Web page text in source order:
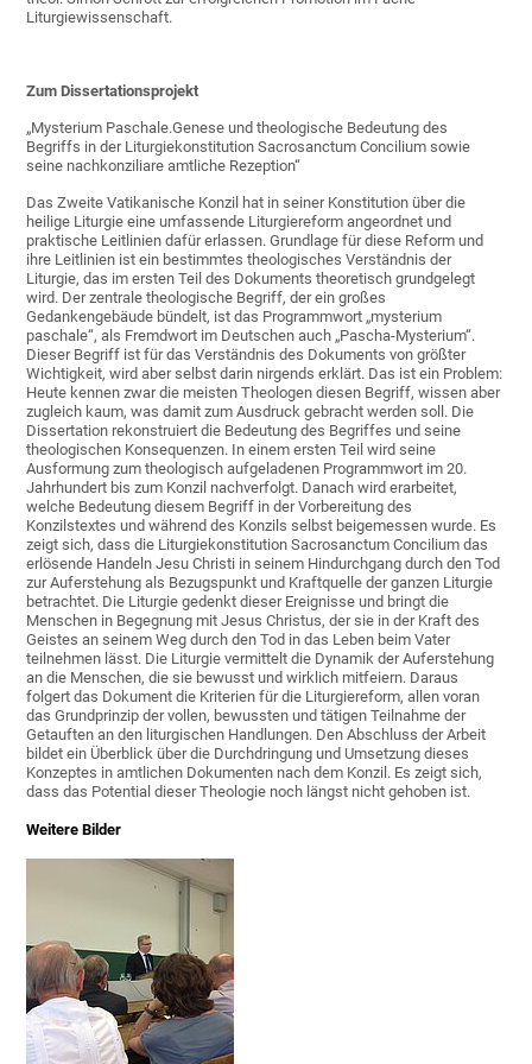
Liturgiewissenschaft.
Zum Dissertationsprojekt
„Mysterium Paschale.Genese und theologische Bedeutung des
Begriffs in der Liturgiekonstitution Sacrosanctum Concilium sowie
seine nachkonziliare amtliche Rezeption“
Das Zweite Vatikanische Konzil hat in seiner Konstitution über die
heilige Liturgie eine umfassende Liturgiereform angeordnet und
praktische Leitlinien dafür erlassen. Grundlage für diese Reform und
ihre Leitlinien ist ein bestimmtes theologisches Verständnis der
Liturgie, das im ersten Teil des Dokuments theoretisch grundgelegt
wird. Der zentrale theologische Begriff, der ein großes
Gedankengebäude bündelt, ist das Programmwort „mysterium
paschale“, als Fremdwort im Deutschen auch „Pascha-Mysterium“.
Dieser Begriff ist für das Verständnis des Dokuments von größter
Wichtigkeit, wird aber selbst darin nirgends erklärt. Das ist ein Problem:
Heute kennen zwar die meisten Theologen diesen Begriff, wissen aber
zugleich kaum, was damit zum Ausdruck gebracht werden soll. Die
Dissertation rekonstruiert die Bedeutung des Begriffes und seine
theologischen Konsequenzen. In einem ersten Teil wird seine
Ausformung zum theologisch aufgeladenen Programmwort im 20.
Jahrhundert bis zum Konzil nachverfolgt. Danach wird erarbeitet,
welche Bedeutung diesem Begriff in der Vorbereitung des
Konzilstextes und während des Konzils selbst beigemessen wurde. Es
zeigt sich, dass die Liturgiekonstitution Sacrosanctum Concilium das
erlösende Handeln Jesu Christi in seinem Hindurchgang durch den Tod
zur Auferstehung als Bezugspunkt und Kraftquelle der ganzen Liturgie
betrachtet. Die Liturgie gedenkt dieser Ereignisse und bringt die
Menschen in Begegnung mit Jesus Christus, der sie in der Kraft des
Geistes an seinem Weg durch den Tod in das Leben beim Vater
teilnehmen lässt. Die Liturgie vermittelt die Dynamik der Auferstehung
an die Menschen, die sie bewusst und wirklich mitfeiern. Daraus
folgert das Dokument die Kriterien für die Liturgiereform, allen voran
das Grundprinzip der vollen, bewussten und tätigen Teilnahme der
Getauften an den liturgischen Handlungen. Den Abschluss der Arbeit
bildet ein Überblick über die Durchdringung und Umsetzung dieses
Konzeptes in amtlichen Dokumenten nach dem Konzil. Es zeigt sich,
dass das Potential dieser Theologie noch längst nicht gehoben ist.
Weitere Bilder